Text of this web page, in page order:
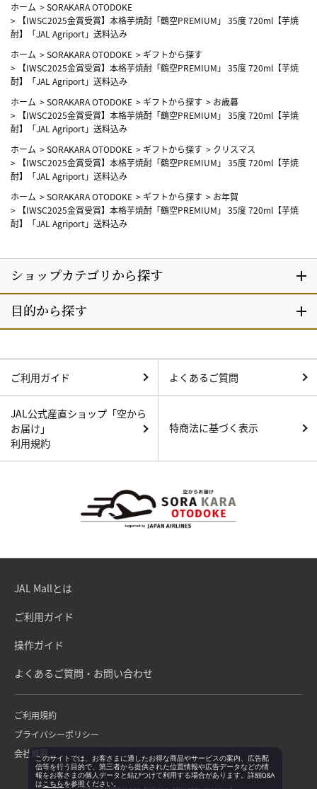
ホーム >SORAKARA OTODOKE
>
【IWSC2025金賞受賞】本格芋焼酎「鶴空PREMIUM」 35度 720ml【芋焼
酎】「JAL Agriport」送料込み
ホーム >SORAKARA OTODOKE > ギフトから探す
>
【IWSC2025金賞受賞】本格芋焼酎「鶴空PREMIUM」 35度 720ml【芋焼
酎】「JAL Agriport」送料込み
ホーム >SORAKARA OTODOKE > ギフトから探す > お歳暮
>
【IWSC2025金賞受賞】本格芋焼酎「鶴空PREMIUM」 35度 720ml【芋焼
酎】「JAL Agriport」送料込み
ホーム >SORAKARA OTODOKE > ギフトから探す > クリスマス
>
【IWSC2025金賞受賞】本格芋焼酎「鶴空PREMIUM」 35度 720ml【芋焼
酎】「JAL Agriport」送料込み
ホーム >SORAKARA OTODOKE > ギフトから探す > お年賀
>
【IWSC2025金賞受賞】本格芋焼酎「鶴空PREMIUM」 35度 720ml【芋焼
酎】「JAL Agriport」送料込み
ご利用ガイド よくあるご質問
JAL公式産直ショップ「空から
お届け」
利用規約
特商法に基づく表示
JAL Mallとは
ご利用ガイド
操作ガイド
よくあるご質問・お問い合わせ
ご利用規約
プライバシーポリシー
会社概要このサイトでは、お客さまに適したお得な商品やサービスの案内、広告配
信等を行う目的で、第三者から提供された位置情報や広告データなどの情
報をお客さまの個人データと結びつけて利用する場合があります。詳細Q&A
は こちらを参照ください。